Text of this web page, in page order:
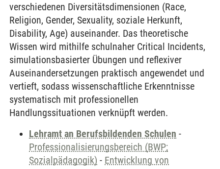
verschiedenen Diversitätsdimensionen (Race,
Religion, Gender, Sexuality, soziale Herkunft,
Disability, Age) auseinander. Das theoretische
Wissen wird mithilfe schulnaher Critical Incidents,
simulationsbasierter Übungen und reflexiver
Auseinandersetzungen praktisch angewendet und
vertieft, sodass wissenschaftliche Erkenntnisse
systematisch mit professionellen
Handlungssituationen verknüpft werden.
Lehramt an Berufsbildenden Schulen -
Professionalisierungsbereich (BWP;
Sozialpädagogik) - Entwicklung von